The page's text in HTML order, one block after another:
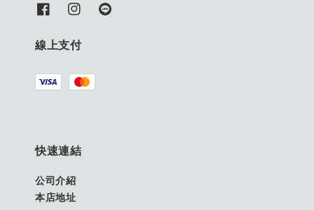
線上支付
快速連結
公司介紹
本店地址